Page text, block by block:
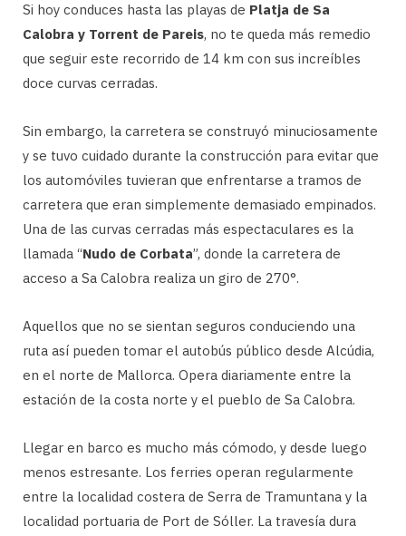
Si hoy conduces hasta las playas de Platja de Sa
Calobra y Torrent de Pareis, no te queda más remedio
que seguir este recorrido de 14 km con sus increíbles
doce curvas cerradas.
Sin embargo, la carretera se construyó minuciosamente
y se tuvo cuidado durante la construcción para evitar que
los automóviles tuvieran que enfrentarse a tramos de
carretera que eran simplemente demasiado empinados.
Una de las curvas cerradas más espectaculares es la
llamada “Nudo de Corbata”, donde la carretera de
acceso a Sa Calobra realiza un giro de 270°.
Aquellos que no se sientan seguros conduciendo una
ruta así pueden tomar el autobús público desde Alcúdia,
en el norte de Mallorca. Opera diariamente entre la
estación de la costa norte y el pueblo de Sa Calobra.
Llegar en barco es mucho más cómodo, y desde luego
menos estresante. Los ferries operan regularmente
entre la localidad costera de Serra de Tramuntana y la
localidad portuaria de Port de Sóller. La travesía dura